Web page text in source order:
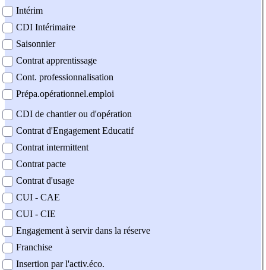
Intérim
CDI Intérimaire
Saisonnier
Contrat apprentissage
Cont. professionnalisation
Prépa.opérationnel.emploi
CDI de chantier ou d'opération
Contrat d'Engagement Educatif
Contrat intermittent
Contrat pacte
Contrat d'usage
CUI - CAE
CUI - CIE
Engagement à servir dans la réserve
Franchise
Insertion par l'activ.éco.